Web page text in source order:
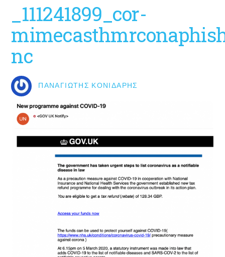
_111241899_cor-
nc
ΠΑΝΑΓΙΏΤΗΣ ΚΟΝΙΔΆΡΗΣ